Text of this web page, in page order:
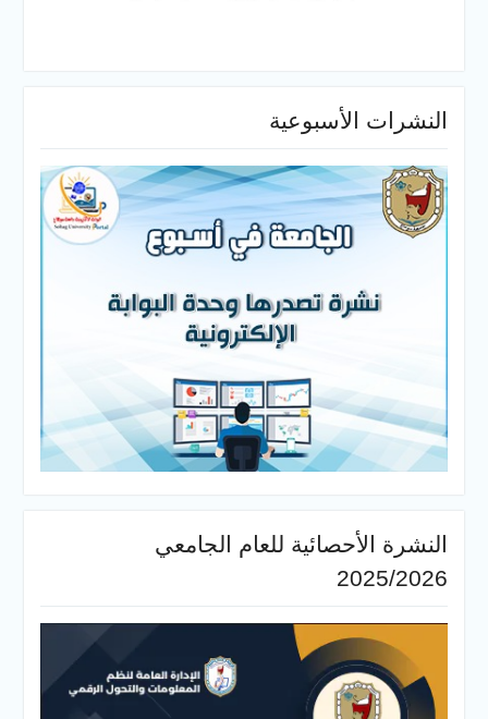
النشرات الأسبوعية
النشرة الأحصائية للعام الجامعي
2025/2026